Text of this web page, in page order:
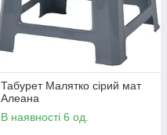
Табурет Малятко сірий мат
Алеана
В наявності 6 од.